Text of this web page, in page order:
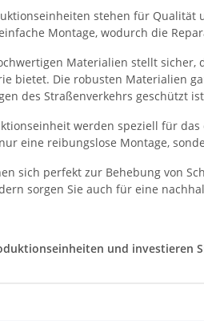
stehen für
Montage, wodurch die
Materialien stellt
bietet. Die robusten Materialien
des Straßenverkehrs geschützt
werden speziell für
eine reibungslose Montage,
sich perfekt zur Behebung von
sorgen Sie auch für eine
und investieren